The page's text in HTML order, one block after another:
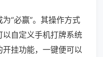
“必赢”。其操作方式
自定义手机打牌系统
挂功能，一键便可以